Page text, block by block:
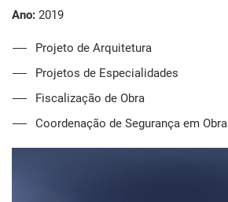
Ano: 2019
Projeto de Arquitetura
Projetos de Especialidades
Fiscalização de Obra
Coordenação de Segurança em Obra